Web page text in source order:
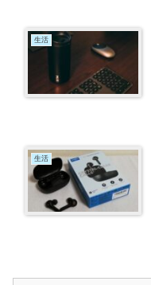
生活
生活